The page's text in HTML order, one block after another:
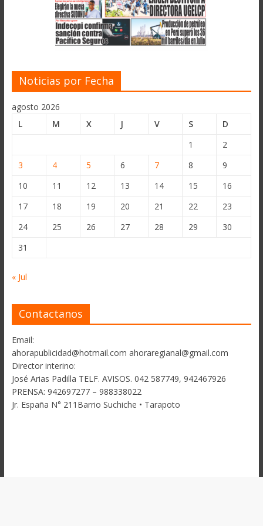
Noticias por Fecha
agosto 2026
L
M X J V S
D
1
2
3
4 5 6 7 8
9
10
11 12 13 14 15
16
17
18 19 20 21 22
23
24
25 26 27 28 29
30
31
« Jul
Contactanos
Email:
ahorapublicidad@hotmail.com ahoraregianal@gmail.com
Director interino:
José Arias Padilla TELF. AVISOS. 042 587749, 942467926
PRENSA: 942697277 – 988338022
Jr. España N° 211Barrio Suchiche • Tarapoto